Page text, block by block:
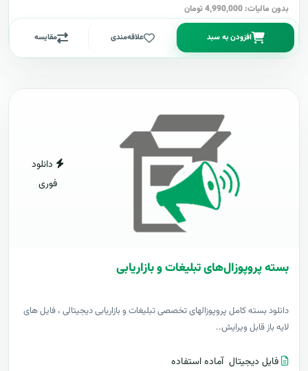
بدون مالیات: 4,990,000 تومان
افزودن به سبد علاقه‌مندی مقایسه
دانلود
فوری
بسته پروپوزال‌های تبلیغات و بازاریابی
دانلود بسته کامل پروپوزالهای تخصصی تبلیغات و بازاریابی دیجیتالی ، فایل های
لایه باز قابل ویرایش..
فایل دیجیتال آماده استفاده